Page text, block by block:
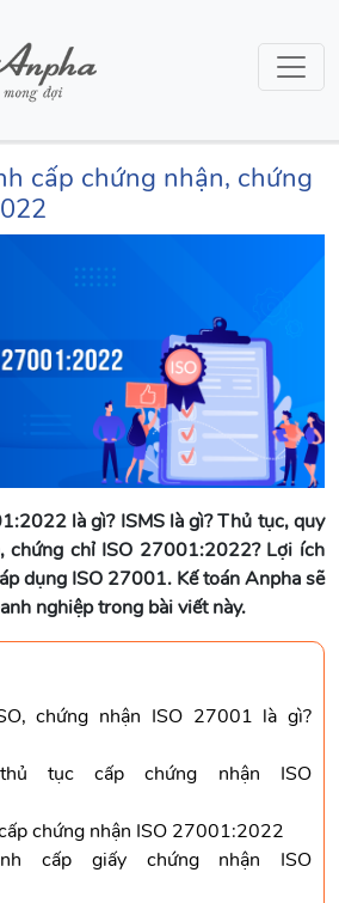
cấp chứng nhận, chứng
là gì? ISMS là gì? Thủ tục, quy
chứng chỉ ISO 27001:2022? Lợi ích
dụng ISO 27001. Kế toán Anpha sẽ
nghiệp trong bài viết này.
chứng nhận ISO 27001 là gì?
tục cấp chứng nhận ISO
chứng nhận ISO 27001:2022
cấp giấy chứng nhận ISO